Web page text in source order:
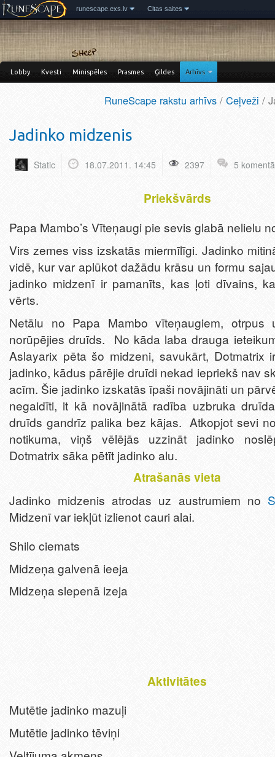
runescape.exs.lv Citas saites
Lobby Kvesti Minispēles Prasmes Ģildes Arhīvs
RuneScape rakstu arhīvs / Ceļveži /
Jadinko midzenis
Static 18.07.2011. 14:45 2397 5
Priekšvārds
Papa Mambo’s Vīteņaugi pie sevis glabā nelielu
Virs zemes viss izskatās miermīlīgi. Jadinko
vidē, kur var aplūkot dažādu krāsu un formu
jadinko midzenī ir pamanīts, kas ļoti dīvains,
vērts.
Netālu no Papa Mambo vīteņaugiem, otrpus
norūpējies druīds. No kāda laba drauga
Aslayarix pēta šo midzeni, savukārt, Dotmatrix
jadinko, kādus pārējie druīdi nekad iepriekš nav
acīm. Šie jadinko izskatās īpaši novājināti un
negaidīti, it kā novājinātā radība uzbruka
druīds gandrīz palika bez kājas. Atkopjot sevi
notikuma, viņš vēlējās uzzināt jadinko
Dotmatrix sāka pētīt jadinko alu.
Atrašanās vieta
Jadinko midzenis atrodas uz austrumiem no
Midzenī var iekļūt izlienot cauri alai.
Shilo ciemats
Midzeņa galvenā ieeja
Midzeņa slepenā izeja
Aktivitātes
Mutētie jadinko mazuļi
Mutētie jadinko tēviņi